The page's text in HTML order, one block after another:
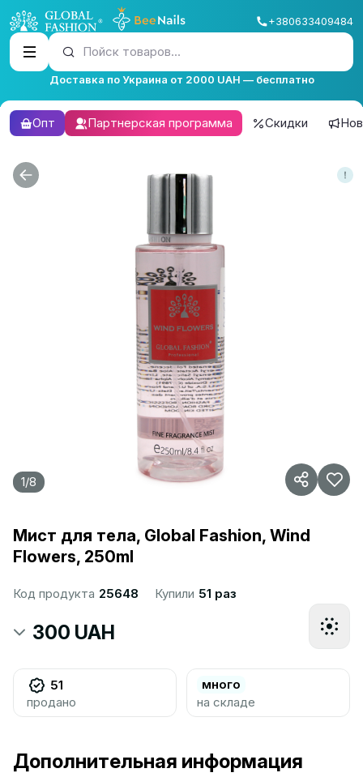
+380633409484
Пойск товаров...
Доставка по Украина от 2000 UAH — бесплатно
Опт Партнерская программа Скидки
1/8
Мист для тела, Global Fashion, Wind
Flowers, 250ml
Код продукта 25648 Купили 51 раз
300 UAH
51
продано
много
на складе
Дополнительная информация